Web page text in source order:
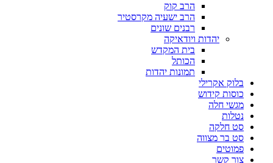
הרב קוק
הרב ישעיה מקרסטיר
רבנים שונים
יהדות ויודאיקה
בית המקדש
הכותל
תמונות יהדות
בלוק אקרילי
כוסות קידוש
מגשי חלה
נטלות
סט חלקה
סט בר מצווה
פמוטים
צור קשר